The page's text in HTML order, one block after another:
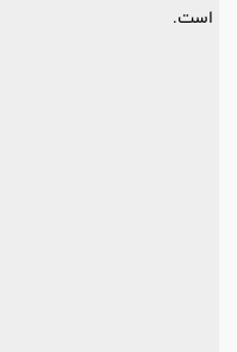
است.